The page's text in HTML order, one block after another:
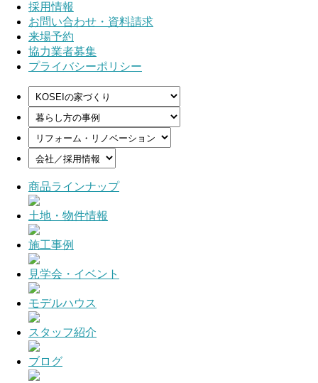
採用情報
お問い合わせ・資料請求
来場予約
協力業者募集
プライバシーポリシー
商品ラインナップ
土地・物件情報
施工事例
見学会・イベント
モデルハウス
スタッフ紹介
ブログ